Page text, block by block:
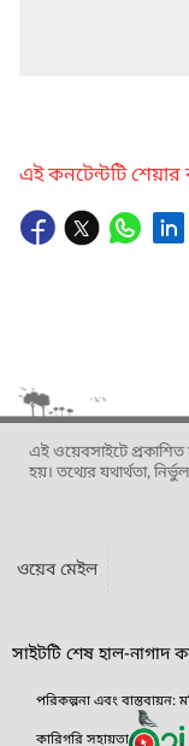
এই কনটেন্টটি
এই ওয়েবসাইটে প্রকাশিত
হয়। তথ্যের যথার্থতা,
ওয়েব মেইল
সাইটটি শেষ হাল-
পরিকল্পনা এবং বাস্তবায়ন:
কারিগরি সহায়তা